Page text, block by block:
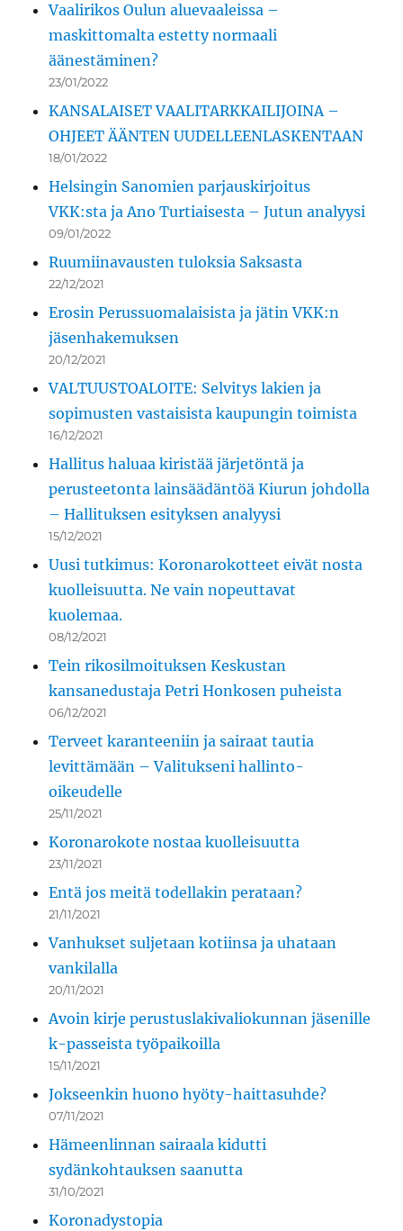
Vaalirikos Oulun aluevaaleissa –
maskittomalta estetty normaali
äänestäminen?
23/01/2022
KANSALAISET VAALITARKKAILIJOINA –
OHJEET ÄÄNTEN UUDELLEENLASKENTAAN
18/01/2022
Helsingin Sanomien parjauskirjoitus
VKK:sta ja Ano Turtiaisesta – Jutun analyysi
09/01/2022
Ruumiinavausten tuloksia Saksasta
22/12/2021
Erosin Perussuomalaisista ja jätin VKK:n
jäsenhakemuksen
20/12/2021
VALTUUSTOALOITE: Selvitys lakien ja
sopimusten vastaisista kaupungin toimista
16/12/2021
Hallitus haluaa kiristää järjetöntä ja
perusteetonta lainsäädäntöä Kiurun johdolla
– Hallituksen esityksen analyysi
15/12/2021
Uusi tutkimus: Koronarokotteet eivät nosta
kuolleisuutta. Ne vain nopeuttavat
kuolemaa.
08/12/2021
Tein rikosilmoituksen Keskustan
kansanedustaja Petri Honkosen puheista
06/12/2021
Terveet karanteeniin ja sairaat tautia
levittämään – Valitukseni hallinto-
oikeudelle
25/11/2021
Koronarokote nostaa kuolleisuutta
23/11/2021
Entä jos meitä todellakin perataan?
21/11/2021
Vanhukset suljetaan kotiinsa ja uhataan
vankilalla
20/11/2021
Avoin kirje perustuslakivaliokunnan jäsenille
k-passeista työpaikoilla
15/11/2021
Jokseenkin huono hyöty-haittasuhde?
07/11/2021
Hämeenlinnan sairaala kidutti
sydänkohtauksen saanutta
31/10/2021
Koronadystopia